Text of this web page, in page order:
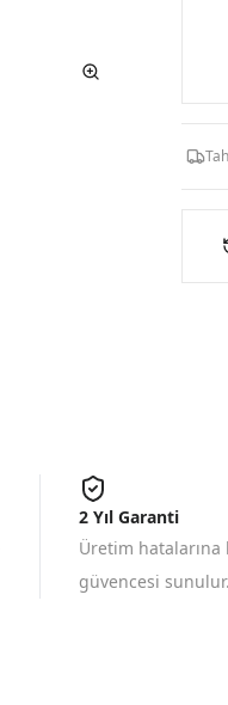
2 Yıl Garanti
Üretim hatalarına
güvencesi sunulur.